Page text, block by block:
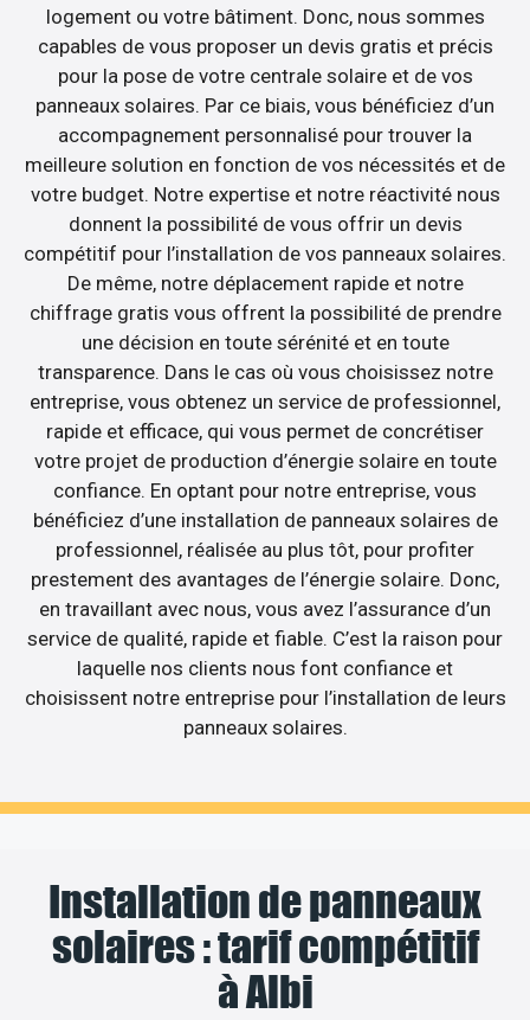
logement ou votre bâtiment. Donc, nous sommes
capables de vous proposer un devis gratis et précis
pour la pose de votre centrale solaire et de vos
panneaux solaires. Par ce biais, vous bénéficiez d’un
accompagnement personnalisé pour trouver la
meilleure solution en fonction de vos nécessités et de
votre budget. Notre expertise et notre réactivité nous
donnent la possibilité de vous offrir un devis
compétitif pour l’installation de vos panneaux solaires.
De même, notre déplacement rapide et notre
chiffrage gratis vous offrent la possibilité de prendre
une décision en toute sérénité et en toute
transparence. Dans le cas où vous choisissez notre
entreprise, vous obtenez un service de professionnel,
rapide et efficace, qui vous permet de concrétiser
votre projet de production d’énergie solaire en toute
confiance. En optant pour notre entreprise, vous
bénéficiez d’une installation de panneaux solaires de
professionnel, réalisée au plus tôt, pour profiter
prestement des avantages de l’énergie solaire. Donc,
en travaillant avec nous, vous avez l’assurance d’un
service de qualité, rapide et fiable. C’est la raison pour
laquelle nos clients nous font confiance et
choisissent notre entreprise pour l’installation de leurs
panneaux solaires.
Installation de panneaux
solaires : tarif compétitif
à Albi